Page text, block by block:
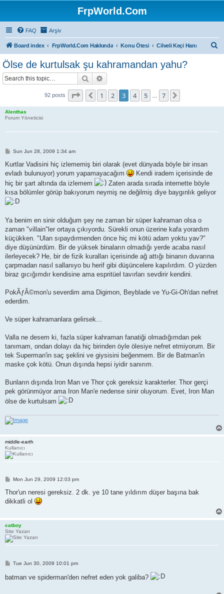
FrpWorld.Com
FAQ Arşiv
Board index FrpWorld.Com Hakkında Konu Ötesi Cilveli Keçi Hanı
Ölse de kurtulsak şu kahramandan yahu?
Search
92 posts Page of 7
Previous
1 2 3 4 5 7
Alenthas
Forum Yöneticisi
P
s
Sun Jun 28, 2009 1:34 am
Kurtlar Vadisini hiç izlememiş biri olarak (evet dünyada böyle bir insan
evladı bulunuyor) yorum yapamayacağım
Kendi iradem içerisinde de
hiç bir şart altında da izlemem
Zaten arada sırada internette böyle
kısa bölümler görüp bakıyorum neymiş ne değilmiş diye baygınlık geliyor
Ya benim en sinir olduğum şey ne zaman bir süper kahraman olsa o
zaman "villain"ler ortaya çıkıyordu. Sürekli onun üzerine kafa yorardım
küçükken. "Ulan sıpaydırmenden önce hiç mi kötü adam yoktu yav?"
diye düşünürdüm. Bir de yüksek binaların olmadığı yerde acaba nasıl
ilerleyecek? He, bir de fizik kuralları içerisinde ağ attığı binanın duvarına
çarpmadan nasıl sallanıyo bu herif gibi düşüncelere kapılırdım. O yüzden
biraz gıcığımdır kendisine ama espritüel tavırları sevdirir kendini.
PokÃƒÂ©mon'u severdim ama Digimon, Beyblade ve Yu-Gi-Oh'dan nefret
ederdim.
Ve süper kahramanlara gelirsek...
Valla ne desem ki, fazla süper kahraman fanatiği olmadığımdan pek
tanımam, ondan dolayı da hiç birinden öyle ölesiye nefret etmiyorum. Bir
tek Superman'in saç şeklini ve giysisini beğenmem. Bir de Batman'in
maske çok kötü. Onun dışında hepsi iyidir sanırım.
Bunların dışında Iron Man ve Thor çok gereksiz karakterler. Thor gerçi
pek görünmüyor ama Iron Man'e nedense sinir oluyorum. Evet, Iron Man
ölse de kurtulsam
middle-earth
Kullanıcı
P
s
Mon Jun 29, 2009 12:03 pm
Thor'un neresi gereksiz. 2 dk. ye 10 tane yıldırım düşer başına bak
dikkatli ol
catboy
Site Yazarı
P
s
t
Tue Jun 30, 2009 10:01 pm
batman ve spiderman'den nefret eden yok galiba?